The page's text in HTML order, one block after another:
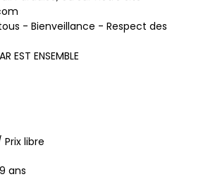
- Bienveillance - Respect des
EST ENSEMBLE
libre
ans